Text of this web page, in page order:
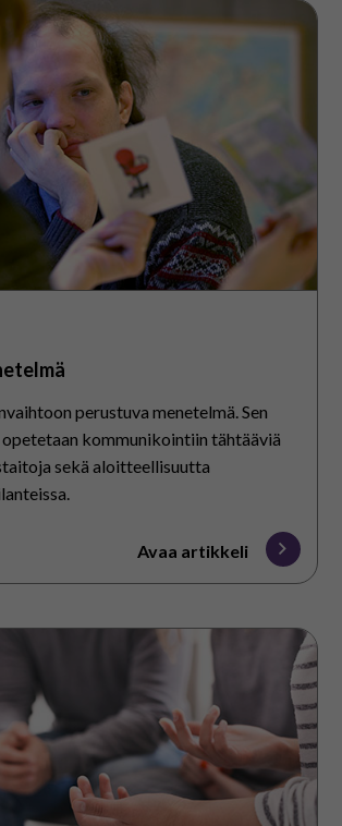
perustuva menetelmä. Sen
opetetaan kommunikointiin tähtääviä
sekä aloitteellisuutta
Avaa artikkeli